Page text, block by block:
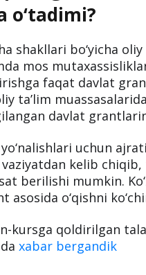
grantda
o‘tadimi?
shakllari bo‘yicha
mos
faqat davlat
ta’lim
uchun